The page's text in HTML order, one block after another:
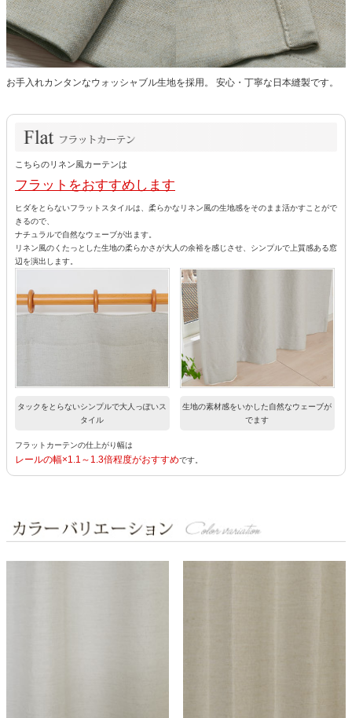
お手入れカンタンなウォッシャブル生地を採用。 安心・丁寧な日本縫製です。
こちらのリネン風カーテンは
フラットをおすすめします
ヒダをとらないフラットスタイルは、柔らかなリネン風の生地感をそのまま活かすことがで
きるので、
ナチュラルで自然なウェーブが出ます。
リネン風のくたっとした生地の柔らかさが大人の余裕を感じさせ、シンプルで上質感ある窓
辺を演出します。
タックをとらないシンプルで大人っぽいス
タイル
生地の素材感をいかした自然なウェーブが
でます
フラットカーテンの仕上がり幅は
レールの幅×1.1～1.3倍程度がおすすめです。